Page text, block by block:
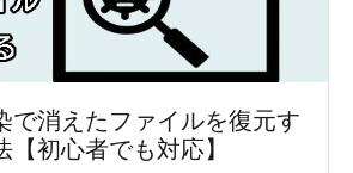
で消えたファイルを復元す
【初心者でも対応】